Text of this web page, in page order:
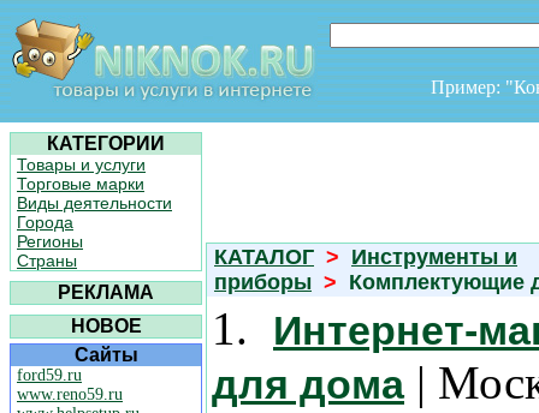
Пример:
КАТЕГОРИИ
Товары и услуги
Торговые марки
Виды деятельности
Города
Регионы
Страны
РЕКЛАМА
НОВОЕ
Сайты
ford59.ru
www.reno59.ru
КАТАЛОГ > Инструменты и
приборы > Комплектующие
1.
Интернет-
для дома|